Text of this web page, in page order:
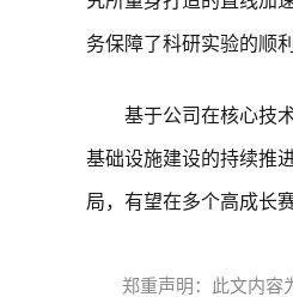
务保障了科研实验的顺
基于公司在核心技
基础设施建设的持续推
局，有望在多个高成长
郑重声明：此文内容